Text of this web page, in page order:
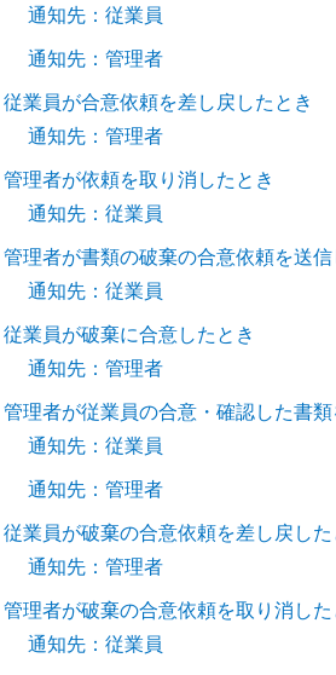
通知先：従業員
通知先：管理者
従業員が合意依頼を差し戻したとき
通知先：管理者
管理者が依頼を取り消したとき
通知先：従業員
管理者が書類の破棄の合意依頼を送信
通知先：従業員
従業員が破棄に合意したとき
通知先：管理者
管理者が従業員の合意・確認した書
通知先：従業員
通知先：管理者
従業員が破棄の合意依頼を差し戻した
通知先：管理者
管理者が破棄の合意依頼を取り消した
通知先：従業員